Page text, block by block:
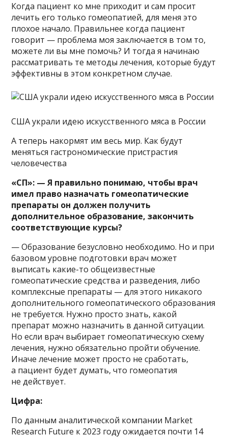
Когда пациент ко мне приходит и сам просит
лечить его только гомеопатией, для меня это
плохое начало. Правильнее когда пациент
говорит — проблема моя заключается в том то,
можете ли вы мне помочь? И тогда я начинаю
рассматривать те методы лечения, которые будут
эффективны в этом конкретном случае.
США украли идею искусственного мяса в России
А теперь накормят им весь мир. Как будут
меняться гастрономические пристрастия
человечества
«СП»: — Я правильно понимаю, чтобы врач
имел право назначать гомеопатические
препараты он должен получить
дополнительное образование, закончить
соответствующие курсы?
— Образование безусловно необходимо. Но и при
базовом уровне подготовки врач может
выписать какие-то общеизвестные
гомеопатические средства и разведения, либо
комплексные препараты — для этого никакого
дополнительного гомеопатического образования
не требуется. Нужно просто знать, какой
препарат можно назначить в данной ситуации.
Но если врач выбирает гомеопатическую схему
лечения, нужно обязательно пройти обучение.
Иначе лечение может просто не сработать,
а пациент будет думать, что гомеопатия
не действует.
Цифра:
По данным аналитической компании Market
Research Future к 2023 году ожидается почти 14